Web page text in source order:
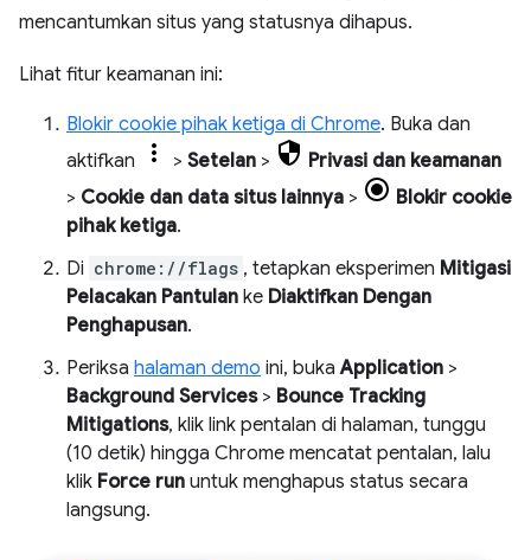
mencantumkan situs yang statusnya dihapus.
Lihat fitur keamanan ini:
Blokir cookie pihak ketiga di Chrome. Buka dan
aktifkan
> Setelan >
Privasi dan keamanan
> Cookie dan data situs lainnya >
Blokir cookie
pihak ketiga.
Di chrome://flags , tetapkan eksperimen Mitigasi
Pelacakan Pantulan ke Diaktifkan Dengan
Penghapusan.
Periksa halaman demo ini, bukaApplication >
Background Services> Bounce Tracking
Mitigations, klik link pentalan di halaman, tunggu
(10 detik) hingga Chrome mencatat pentalan, lalu
klik Force run untuk menghapus status secara
langsung.